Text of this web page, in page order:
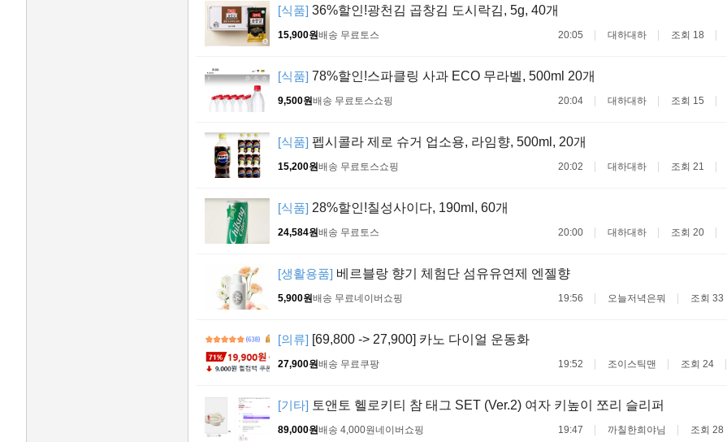
[식품] 36%할인!광천김 곱창김 도시락김, 5g, 40개
15,900원배송 무료토스 20:05 대하대하 조회 18
[식품] 78%할인!스파클링 사과 ECO 무라벨, 500ml 20개
9,500원배송 무료토스쇼핑 20:04 대하대하 조회 15
[식품] 펩시콜라 제로 슈거 업소용, 라임향, 500ml, 20개
15,200원배송 무료토스쇼핑 20:02 대하대하 조회 21
[식품] 28%할인!칠성사이다, 190ml, 60개
24,584원배송 무료토스 20:00 대하대하 조회 20
[생활용품] 베르블랑 향기 체험단 섬유유연제 엔젤향
5,900원배송 무료네이버쇼핑 19:56 오늘저녁은뭐 조회 33
[의류] [69,800 -> 27,900] 카노 다이얼 운동화
27,900원배송 무료쿠팡 19:52 조이스틱맨 조회 24
[기타] 토앤토 헬로키티 참 태그 SET (Ver.2) 여자 키높이 쪼리 슬리퍼
89,000원배송 4,000원네이버쇼핑 19:47 까칠한희야님 조회 28